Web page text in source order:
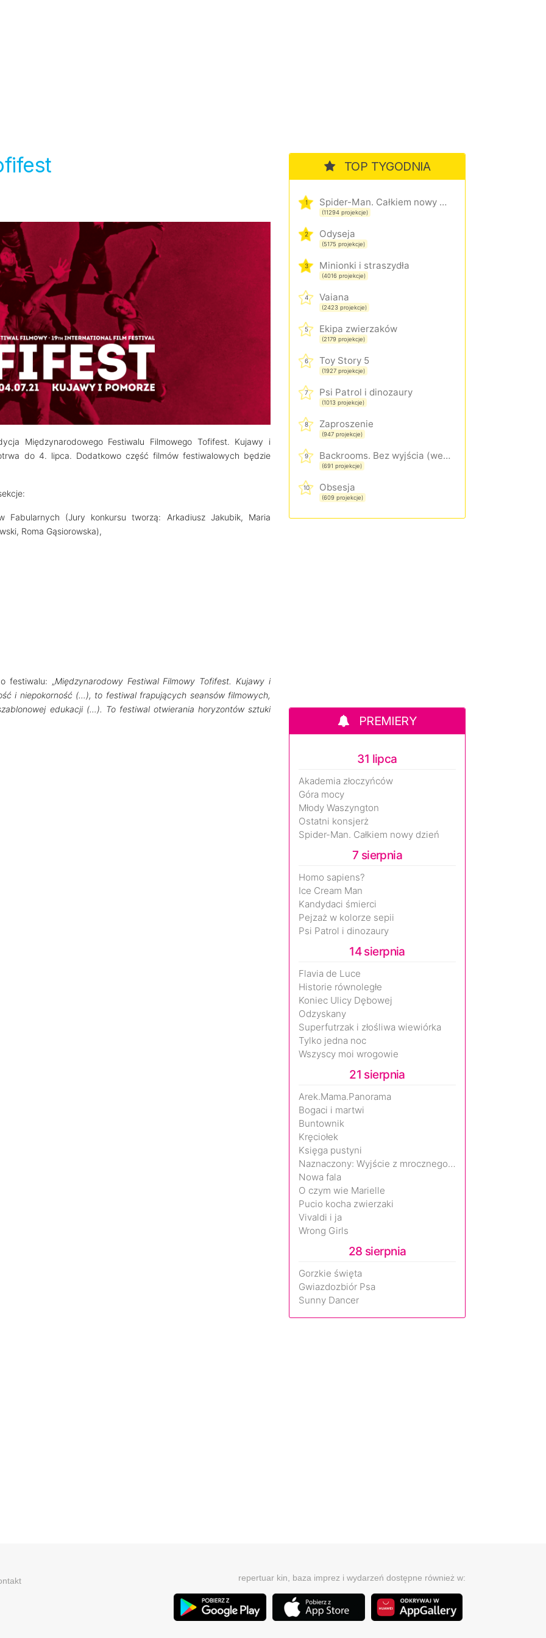
Międzynarodowego Festiwalu Filmowego Tofifest. Kujawy i
do 4. lipca. Dodatkowo część filmów festiwalowych będzie
Fabularnych (Jury konkursu tworzą: Arkadiusz Jakubik, Maria
Roma Gąsiorowska),
festiwalu: „Międzynarodowy Festiwal Filmowy Tofifest. Kujawy i
i niepokorność (…), to festiwal frapujących seansów filmowych,
edukacji (…). To festiwal otwierania horyzontów sztuki
TOP TYGODNIA
1 Spider-Man. Całkiem nowy dzień
(11294 projekcje)
2 Odyseja
(5175 projekcje)
3 Minionki i straszydła
(4016 projekcje)
4 Vaiana
(2423 projekcje)
5 Ekipa zwierzaków
(2179 projekcje)
6 Toy Story 5
(1927 projekcje)
7 Psi Patrol i dinozaury
(1013 projekcje)
8 Zaproszenie
(947 projekcje)
9 Backrooms. Bez wyjścia (wersja rozszerzona)
(691 projekcje)
10 Obsesja
(609 projekcje)
PREMIERY
31 lipca
Akademia złoczyńców
Góra mocy
Młody Waszyngton
Ostatni konsjerż
Spider-Man. Całkiem nowy dzień
7 sierpnia
Homo sapiens?
Ice Cream Man
Kandydaci śmierci
Pejzaż w kolorze sepii
Psi Patrol i dinozaury
14 sierpnia
Flavia de Luce
Historie równoległe
Koniec Ulicy Dębowej
Odzyskany
Superfutrzak i złośliwa wiewiórka
Tylko jedna noc
Wszyscy moi wrogowie
21 sierpnia
Arek.Mama.Panorama
Bogaci i martwi
Buntownik
Kręciołek
Księga pustyni
Naznaczony: Wyjście z mrocznego wymiaru
Nowa fala
O czym wie Marielle
Pucio kocha zwierzaki
Vivaldi i ja
Wrong Girls
28 sierpnia
Gorzkie święta
Gwiazdozbiór Psa
Sunny Dancer
repertuar kin, baza imprez i wydarzeń dostępne również w: